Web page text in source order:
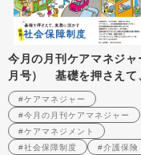
今月の月刊ケアマネジャ
月号） 基礎を押さえて
に活かす 図解! 社会保
#ケアマネジャー
#今月の月刊ケアマネジャー
#ケアマネジメント
#社会保障制度
#介護保険